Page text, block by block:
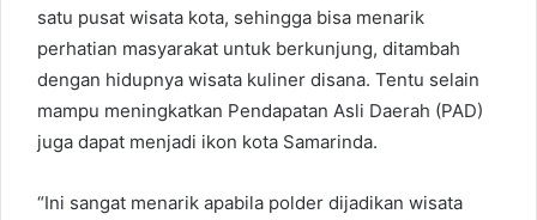
satu pusat wisata kota, sehingga bisa menarik
perhatian masyarakat untuk berkunjung, ditambah
dengan hidupnya wisata kuliner disana. Tentu selain
mampu meningkatkan Pendapatan Asli Daerah (PAD)
juga dapat menjadi ikon kota Samarinda.
“Ini sangat menarik apabila polder dijadikan wisata